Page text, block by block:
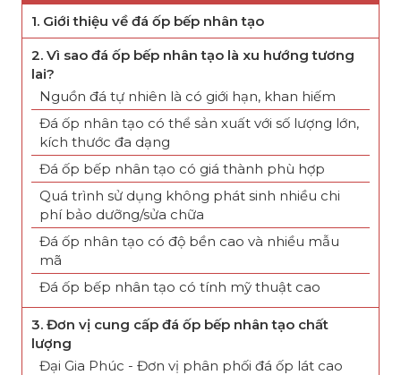
1. Giới thiệu về đá ốp bếp nhân tạo
2. Vì sao đá ốp bếp nhân tạo là xu hướng tương
lai?
Nguồn đá tự nhiên là có giới hạn, khan hiếm
Đá ốp nhân tạo có thể sản xuất với số lượng lớn,
kích thước đa dạng
Đá ốp bếp nhân tạo có giá thành phù hợp
Quá trình sử dụng không phát sinh nhiều chi
phí bảo dưỡng/sửa chữa
Đá ốp nhân tạo có độ bền cao và nhiều mẫu
mã
Đá ốp bếp nhân tạo có tính mỹ thuật cao
3. Đơn vị cung cấp đá ốp bếp nhân tạo chất
lượng
Đại Gia Phúc - Đơn vị phân phối đá ốp lát cao